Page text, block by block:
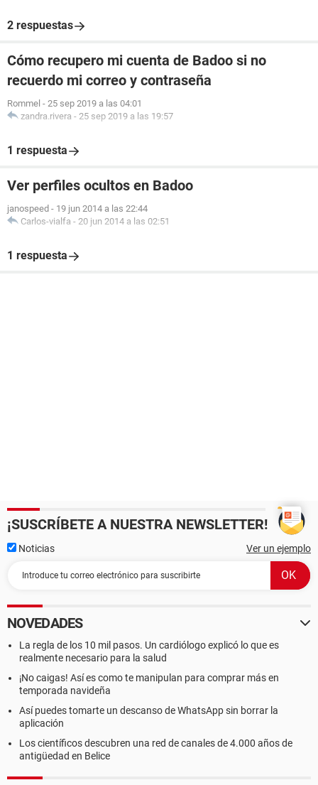
2 respuestas
Cómo recupero mi cuenta de Badoo si no
recuerdo mi correo y contraseña
Rommel - 25 sep 2019 a las 04:01
zandra.rivera - 25 sep 2019 a las 19:57
1 respuesta
Ver perfiles ocultos en Badoo
janospeed - 19 jun 2014 a las 22:44
Carlos-vialfa - 20 jun 2014 a las 02:51
1 respuesta
¡SUSCRÍBETE A NUESTRA NEWSLETTER!
Noticias Ver un ejemplo
NOVEDADES
La regla de los 10 mil pasos. Un cardiólogo explicó lo que es
realmente necesario para la salud
¡No caigas! Así es como te manipulan para comprar más en
temporada navideña
Así puedes tomarte un descanso de WhatsApp sin borrar la
aplicación
Los científicos descubren una red de canales de 4.000 años de
antigüedad en Belice